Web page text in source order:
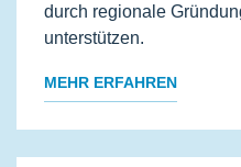
durch regionale
unterstützen.
MEHR ERFAHREN